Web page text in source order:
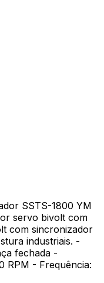
SSTS-1800 YM
servo bivolt com
com sincronizador
industriais. -
fechada -
RPM - Frequência: